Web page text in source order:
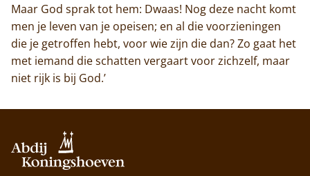
Maar God sprak tot hem: Dwaas! Nog deze nacht komt
men je leven van je opeisen; en al die voorzieningen
die je getroffen hebt, voor wie zijn die dan? Zo gaat het
met iemand die schatten vergaart voor zichzelf, maar
niet rijk is bij God.’